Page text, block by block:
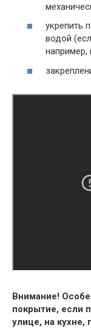
укрепить
водой
например,
Внимание!
покрытие, если
улице, на